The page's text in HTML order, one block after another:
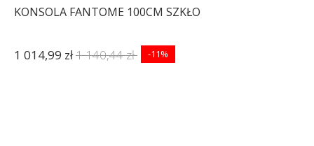
KONSOLA FANTOME 100CM SZKŁO
1 014,99 zł1 140,44 zł -11%